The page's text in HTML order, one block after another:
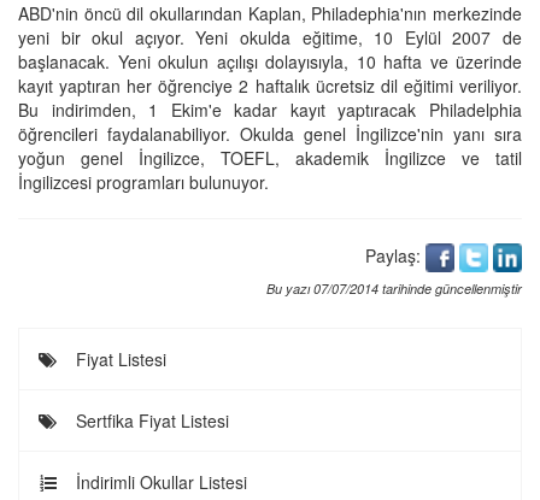
ABD'nin öncü dil okullarından Kaplan, Philadephia'nın merkezinde
yeni bir okul açıyor. Yeni okulda eğitime, 10 Eylül 2007 de
başlanacak. Yeni okulun açılışı dolayısıyla, 10 hafta ve üzerinde
kayıt yaptıran her öğrenciye 2 haftalık ücretsiz dil eğitimi veriliyor.
Bu indirimden, 1 Ekim'e kadar kayıt yaptıracak Philadelphia
öğrencileri faydalanabiliyor. Okulda genel İngilizce'nin yanı sıra
yoğun genel İngilizce, TOEFL, akademik İngilizce ve tatil
İngilizcesi programları bulunuyor.
Paylaş:
Bu yazı 07/07/2014 tarihinde güncellenmiştir
Fiyat Listesi
Sertfika Fiyat Listesi
İndirimli Okullar Listesi